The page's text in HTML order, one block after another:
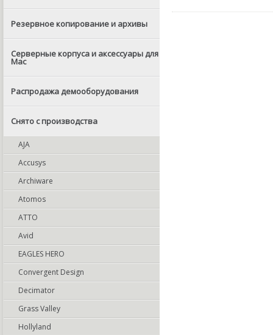
Резервное копирование и архивы
Серверные корпуса и аксессуары для
Mac
Распродажа демооборудования
Снято с производства
AJA
Accusys
Archiware
Atomos
ATTO
Avid
EAGLES HERO
Convergent Design
Decimator
Grass Valley
Hollyland